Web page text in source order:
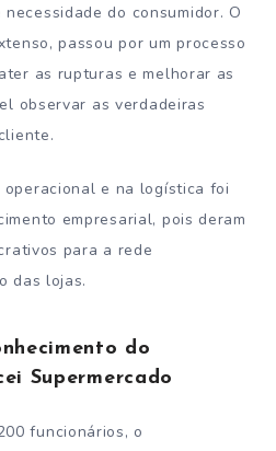
do consumidor. O
passou por um processo
as rupturas e melhorar as
observar as verdadeiras
e na logística foi
empresarial, pois deram
para a rede
das lojas.
do
Supermercado
funcionários, o